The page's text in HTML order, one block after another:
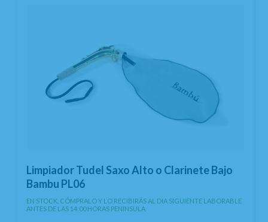
Limpiador Tudel Saxo Alto o Clarinete Bajo
Bambu PL06
EN STOCK. CÓMPRALO Y LO RECIBIRÁS AL DIA SIGUIENTE LABORABLE
ANTES DE LAS 14:00 HORAS PENINSULA